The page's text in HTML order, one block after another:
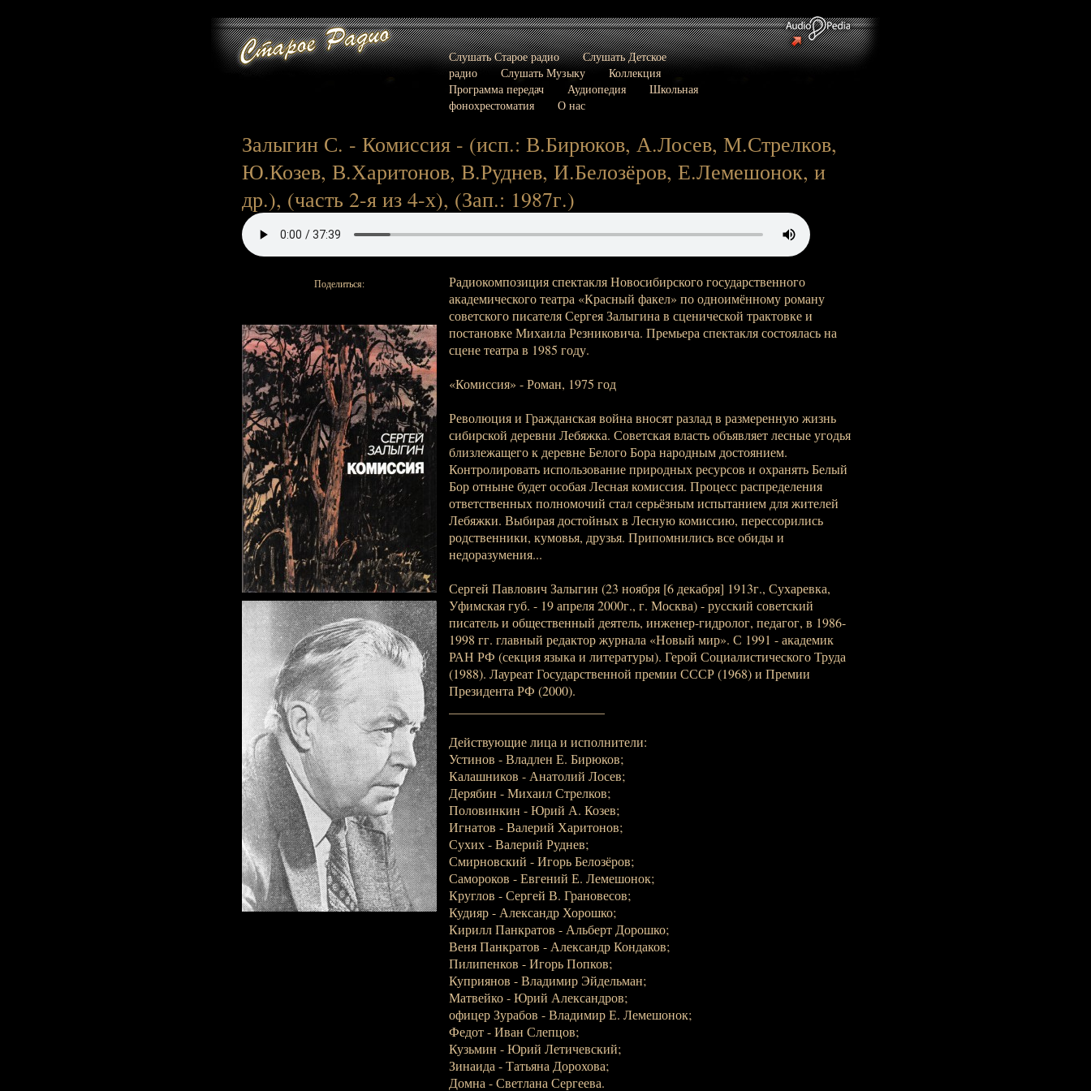
Слушать Старое радио
Слушать Детское
радио
Слушать Музыку
Коллекция
Программа передач
Аудиопедия
Школьная
фонохрестоматия
О нас
Залыгин С. - Комиссия - (исп.: В.Бирюков, А.Лосев, М.Стрелков,
Ю.Козев, В.Харитонов, В.Руднев, И.Белозёров, Е.Лемешонок, и
др.), (часть 2-я из 4-х), (Зап.: 1987г.)
Поделиться:
Радиокомпозиция спектакля Новосибирского государственного
академического театра «Красный факел» по одноимённому роману
советского писателя Сергея Залыгина в сценической трактовке и
постановке Михаила Резниковича. Премьера спектакля состоялась на
сцене театра в 1985 году.
«Комиссия» - Роман, 1975 год
Революция и Гражданская война вносят разлад в размеренную жизнь
сибирской деревни Лебяжка. Советская власть объявляет лесные угодья
близлежащего к деревне Белого Бора народным достоянием.
Контролировать использование природных ресурсов и охранять Белый
Бор отныне будет особая Лесная комиссия. Процесс распределения
ответственных полномочий стал серьёзным испытанием для жителей
Лебяжки. Выбирая достойных в Лесную комиссию, перессорились
родственники, кумовья, друзья. Припомнились все обиды и
недоразумения...
Сергей Павлович Залыгин (23 ноября [6 декабря] 1913г., Сухаревка,
Уфимская губ. - 19 апреля 2000г., г. Москва) - русский советский
писатель и общественный деятель, инженер-гидролог, педагог, в 1986-
1998 гг. главный редактор журнала «Новый мир». С 1991 - академик
РАН РФ (секция языка и литературы). Герой Социалистического Труда
(1988). Лауреат Государственной премии СССР (1968) и Премии
Президента РФ (2000).
Действующие лица и исполнители:
Устинов - Владлен Е. Бирюков;
Калашников - Анатолий Лосев;
Дерябин - Михаил Стрелков;
Половинкин - Юрий А. Козев;
Игнатов - Валерий Харитонов;
Сухих - Валерий Руднев;
Смирновский - Игорь Белозёров;
Самороков - Евгений Е. Лемешонок;
Круглов - Сергей В. Грановесов;
Кудияр - Александр Хорошко;
Кирилл Панкратов - Альберт Дорошко;
Веня Панкратов - Александр Кондаков;
Пилипенков - Игорь Попков;
Куприянов - Владимир Эйдельман;
Матвейко - Юрий Александров;
офицер Зурабов - Владимир Е. Лемешонок;
Федот - Иван Слепцов;
Кузьмин - Юрий Летичевский;
Зинаида - Татьяна Дорохова;
Домна - Светлана Сергеева.